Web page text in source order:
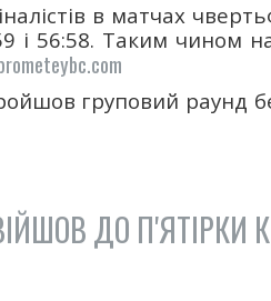
в матчах
і 56:58. Таким чином
груповий раунд
ДО П'ЯТІРКИ